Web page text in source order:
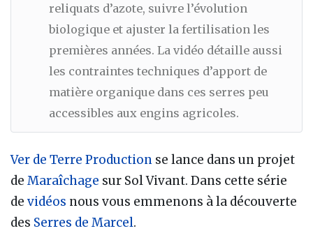
reliquats d’azote, suivre l’évolution
biologique et ajuster la fertilisation les
premières années. La vidéo détaille aussi
les contraintes techniques d’apport de
matière organique dans ces serres peu
accessibles aux engins agricoles.
Ver de Terre Production se lance dans un projet
de Maraîchage sur Sol Vivant. Dans cette série
de vidéos nous vous emmenons à la découverte
des Serres de Marcel.